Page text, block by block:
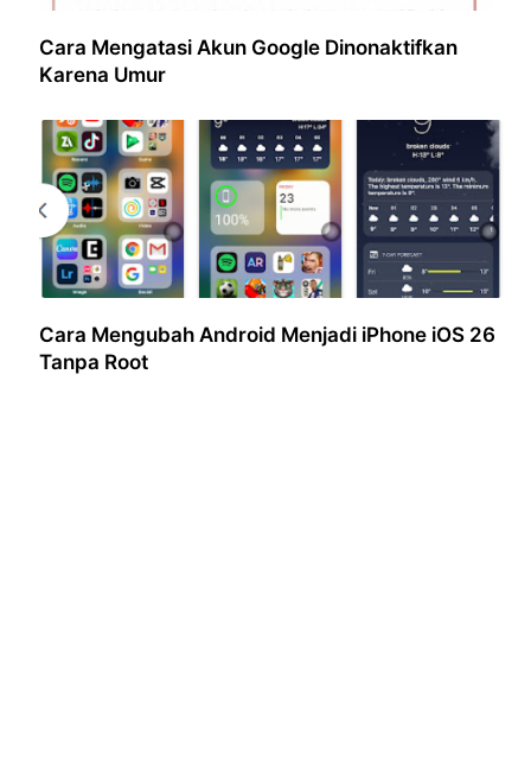
Cara Mengatasi Akun Google Dinonaktifkan
Karena Umur
Cara Mengubah Android Menjadi iPhone iOS 26
Tanpa Root